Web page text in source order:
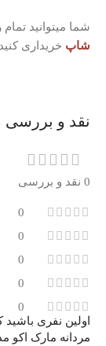
شما میتوانید
شاپ خریداری
نقد و بررسی
0 نقد و بررسی
0
0
0
0
0
اولین نفری